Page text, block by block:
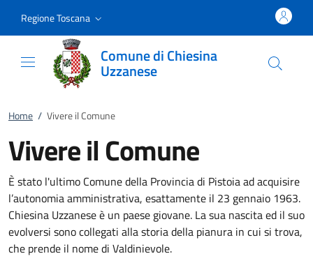
Regione Toscana
Comune di Chiesina
Uzzanese
Home / Vivere il Comune
Vivere il Comune
È stato l'ultimo Comune della Provincia di Pistoia ad acquisire
l’autonomia amministrativa, esattamente il 23 gennaio 1963.
Chiesina Uzzanese è un paese giovane. La sua nascita ed il suo
evolversi sono collegati alla storia della pianura in cui si trova,
che prende il nome di Valdinievole.